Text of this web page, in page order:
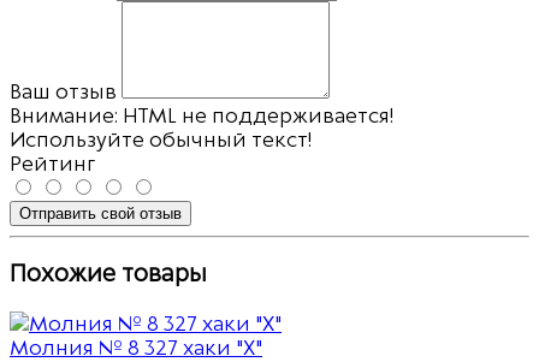
Ваш отзыв
Внимание: HTML не поддерживается!
Используйте обычный текст!
Рейтинг
Отправить свой отзыв
Похожие товары
Молния № 8 327 хаки "Х"